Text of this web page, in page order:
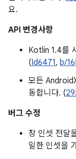
요.
API 변경사항
Kotlin 1.4를
(Id6471, b/
모든
동합니다. (
버그 수정
창 인셋 전달
일한 인셋을